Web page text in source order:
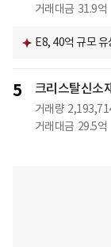
거래대금 31.9억
E8, 40억 규모
5 크리스탈신소
거래량
거래대금 29.5억